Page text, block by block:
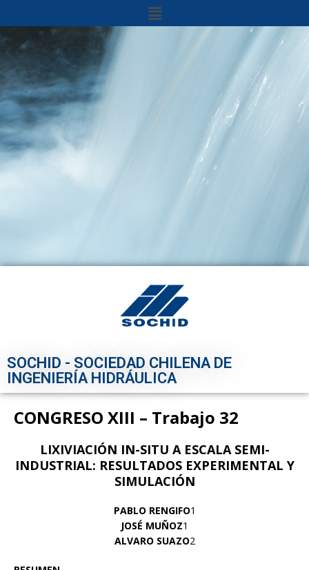
SOCHID - SOCIEDAD CHILENA DE
INGENIERÍA HIDRÁULICA
CONGRESO XIII – Trabajo 32
LIXIVIACIÓN IN-SITU A ESCALA SEMI-
INDUSTRIAL: RESULTADOS EXPERIMENTAL Y
SIMULACIÓN
PABLO RENGIFO1
JOSÉ MUÑOZ1
ALVARO SUAZO2